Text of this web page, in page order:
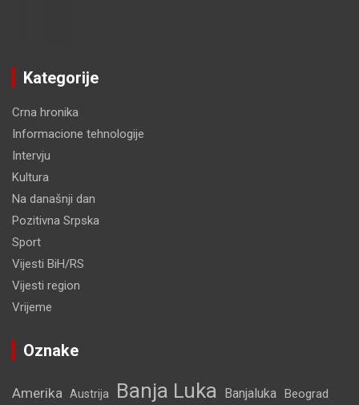
Kategorije
Crna hronika
Informacione tehnologije
Intervju
Kultura
Na današnji dan
Pozitivna Srpska
Sport
Vijesti BiH/RS
Vijesti region
Vrijeme
Oznake
Amerika Austrija Banja Luka Banjaluka Beograd